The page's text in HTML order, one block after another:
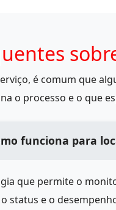
é comum que
o processo e o que
funciona para
que permite o
status e o